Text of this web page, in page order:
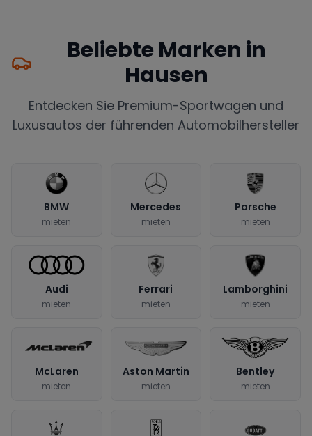
Beliebte Marken in
Hausen
Entdecken Sie Premium-Sportwagen und
Luxusautos der führenden Automobilhersteller
BMW
mieten
Mercedes
mieten
Porsche
mieten
Audi
mieten
Ferrari
mieten
Lamborghini
mieten
McLaren
mieten
Aston Martin
mieten
Bentley
mieten